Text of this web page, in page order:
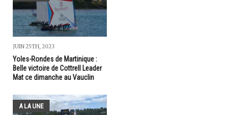
JUIN 25TH, 2023
Yoles-Rondes de Martinique :
Belle victoire de Cottrell Leader
Mat ce dimanche au Vauclin
A LA UNE